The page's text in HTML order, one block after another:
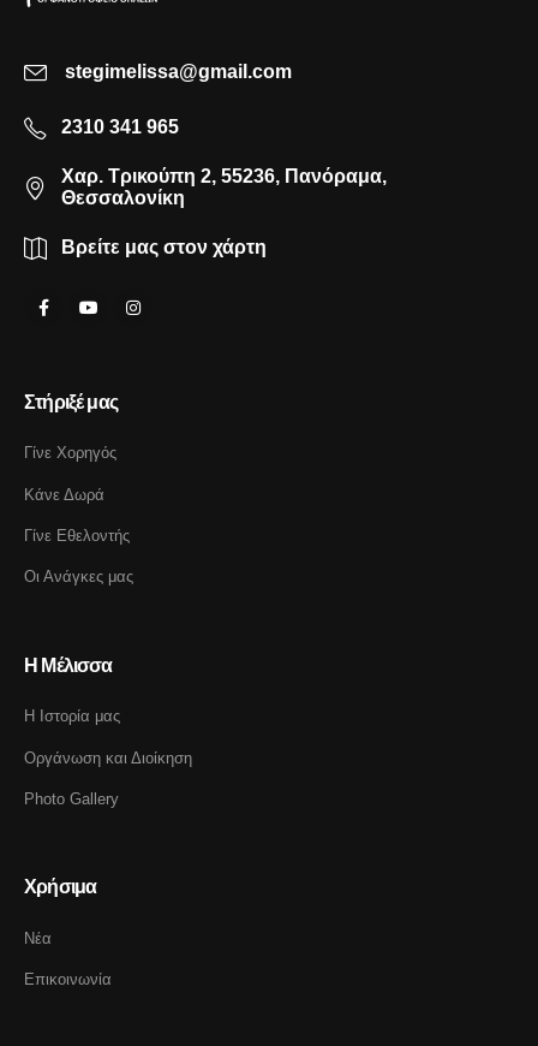
stegimelissa@gmail.com
2310 341 965
Χαρ. Τρικούπη 2, 55236, Πανόραμα,
Θεσσαλονίκη
Βρείτε μας στον χάρτη
Στήριξέ μας
Γίνε Χορηγός
Κάνε Δωρά
Γίνε Εθελοντής
Οι Ανάγκες μας
Η Μέλισσα
Η Ιστορία μας
Οργάνωση και Διοίκηση
Photo Gallery
Χρήσιμα
Νέα
Επικοινωνία